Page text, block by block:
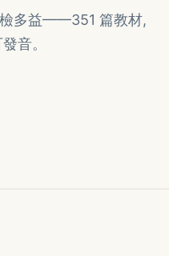
檢多益——351 篇教材,
音。